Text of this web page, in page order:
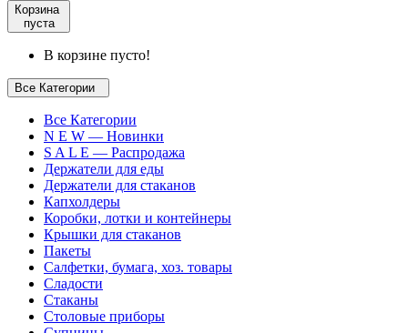
Корзина
пуста
В корзине пусто!
Все Категории
Все Категории
N E W — Новинки
S A L E — Распродажа
Держатели для еды
Держатели для стаканов
Капхолдеры
Коробки, лотки и контейнеры
Крышки для стаканов
Пакеты
Салфетки, бумага, хоз. товары
Сладости
Стаканы
Столовые приборы